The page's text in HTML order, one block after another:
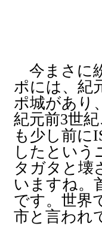
今まさに
ポには、紀
ポ城があり
紀元前3世
も少し前に
したという
タガタと壊
いますね。
です。世界
市と言われ